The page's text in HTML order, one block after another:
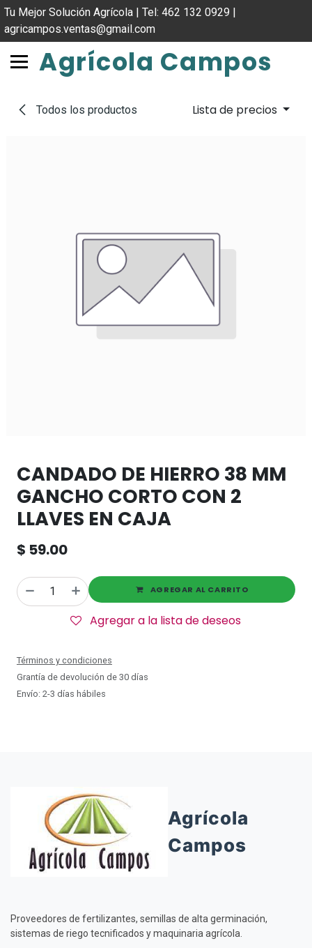
Tu Mejor Solución Agrícola | Tel: 462 132 0929 |
agricampos.ventas@gmail.com
Agrícola Campos
Todos los productos Lista de precios
CANDADO DE HIERRO 38 MM
GANCHO CORTO CON 2
LLAVES EN CAJA
$ 59.00
AGREGAR AL CARRITO
Agregar a la lista de deseos
Términos y condiciones
Grantía de devolución de 30 días
Envío: 2-3 días hábiles
Agrícola
Campos
Proveedores de fertilizantes, semillas de alta germinación,
sistemas de riego tecnificados y maquinaria agrícola.